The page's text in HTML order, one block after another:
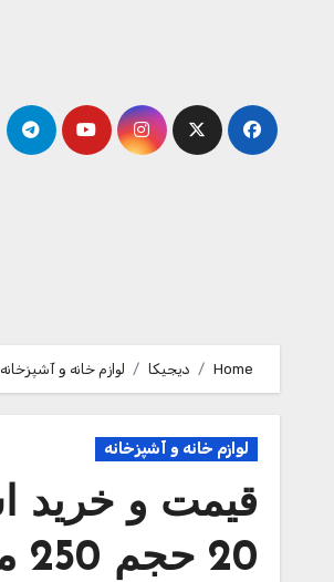
Home دیجیکا لوازم خانه و آشپزخانه
لوازم خانه و آشپزخانه
20 حجم 250 میلی لیتر